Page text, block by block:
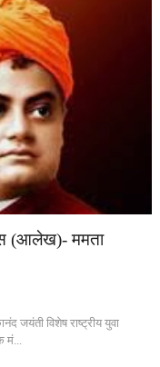
(आलेख)- ममता
जयंती विशेष राष्ट्रीय युवा